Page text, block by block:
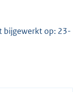
bijgewerkt op: 23-